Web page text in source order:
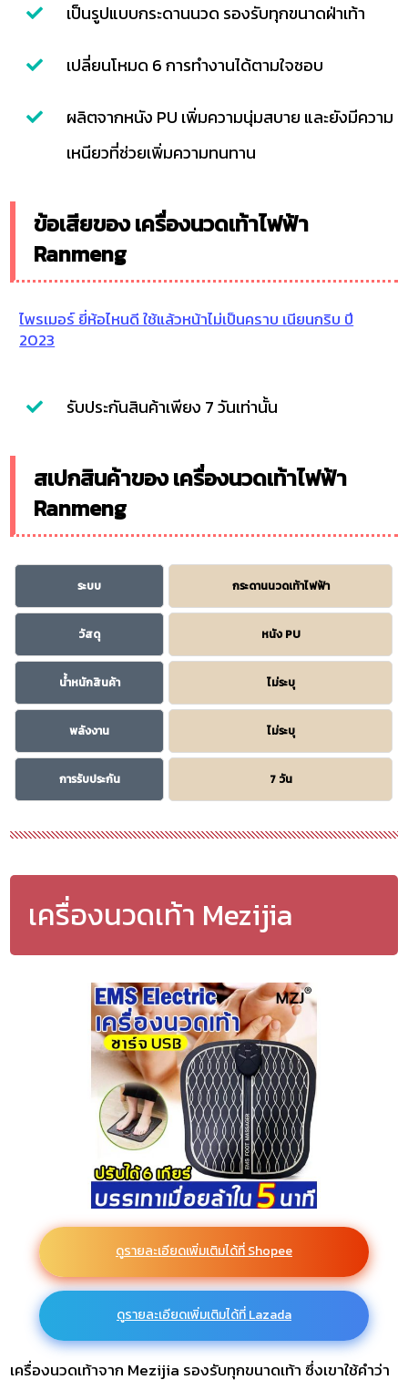
เป็นรูปแบบกระดานนวด รองรับทุกขนาดฝ่าเท้า
เปลี่ยนโหมด 6 การทำงานได้ตามใจชอบ
ผลิตจากหนัง PU เพิ่มความนุ่มสบาย และยังมีความ
เหนียวที่ช่วยเพิ่มความทนทาน
ข้อเสียของ เครื่องนวดเท้าไฟฟ้า
Ranmeng
ไพรเมอร์ ยี่ห้อไหนดี ใช้แล้วหน้าไม่เป็นคราบ เนียนกริบ ปี
2023
รับประกันสินค้าเพียง 7 วันเท่านั้น
สเปกสินค้าของ เครื่องนวดเท้าไฟฟ้า
Ranmeng
ระบบ กระดานนวดเท้าไฟฟ้า
วัสดุ หนัง PU
น้ำหนักสินค้า ไม่ระบุ
พลังงาน ไม่ระบุ
การรับประกัน 7 วัน
เครื่องนวดเท้า Mezijia
ดูรายละเอียดเพิ่มเติมได้ที่ Shopee
ดูรายละเอียดเพิ่มเติมได้ที่ Lazada
เครื่องนวดเท้าจาก Mezijia รองรับทุกขนาดเท้า ซึ่งเขาใช้คำว่า